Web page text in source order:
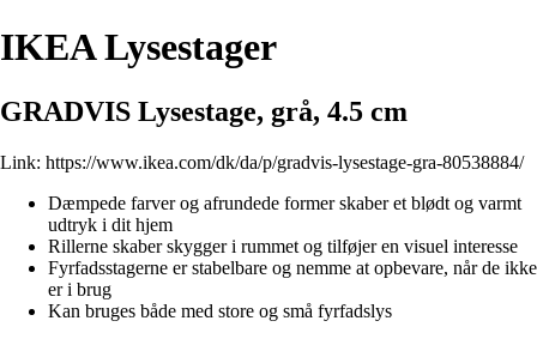
IKEA Lysestager
GRADVIS Lysestage, grå, 4.5 cm
Link: https://www.ikea.com/dk/da/p/gradvis-lysestage-gra-80538884/
Dæmpede farver og afrundede former skaber et blødt og varmt
udtryk i dit hjem
Rillerne skaber skygger i rummet og tilføjer en visuel interesse
Fyrfadsstagerne er stabelbare og nemme at opbevare, når de ikke
er i brug
Kan bruges både med store og små fyrfadslys